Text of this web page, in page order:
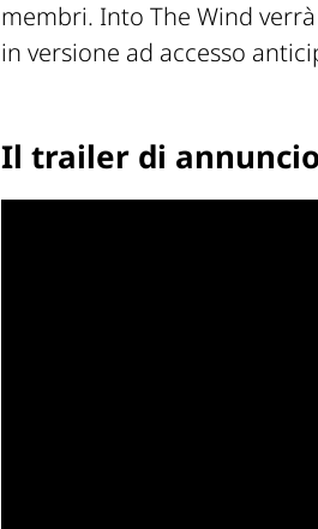
membri. Into The Wind
in versione ad accesso
Il trailer di